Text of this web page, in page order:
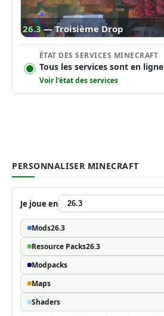
26.3 — Troisième Drop
ÉTAT DES SERVICES MINECRAFT
Tous les services sont en ligne
Voir l’état des services
PERSONNALISER MINECRAFT
Je joue en
Mods26.3
Resource Packs26.3
Modpacks
Maps
Shaders